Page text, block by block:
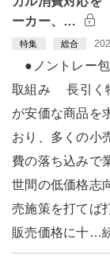
ーカー、…
特集 総合
●ノントレー包
取組み 長引く
が安価な商品を
おり、多くの小
費の落ち込みで
世間の低価格志
売施策を打てば
販売価格に十…